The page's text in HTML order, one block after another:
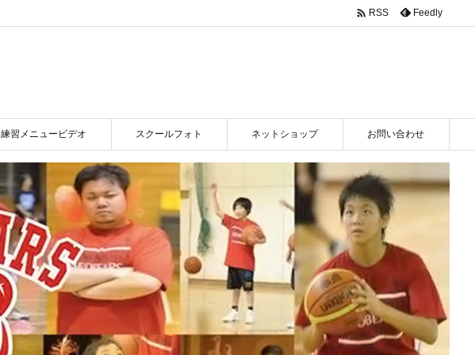
練習メニュービデオ スクールフォト ネットショップ お問い合わせ
 RSS Feedly